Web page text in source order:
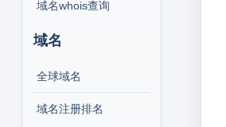
域名whois查询
域名
全球域名
域名注册排名